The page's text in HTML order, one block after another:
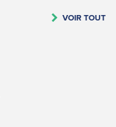
VOIR TOUT